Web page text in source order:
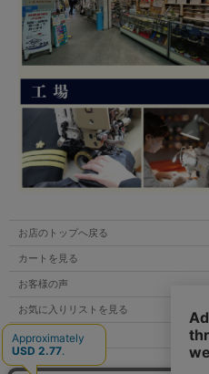
お店のトップへ戻る
カートを見る
お客様の声
お気に入りリストを見る
ご利用案内